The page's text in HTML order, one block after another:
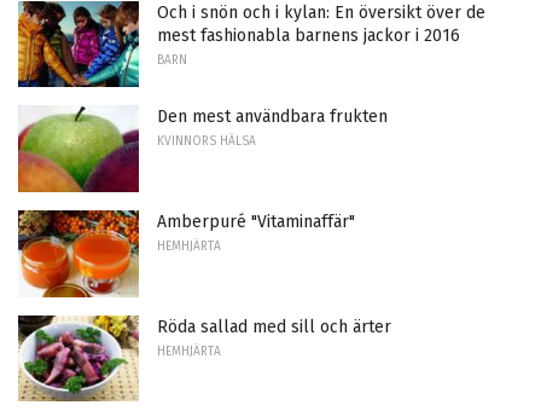
Och i snön och i kylan: En översikt över de
mest fashionabla barnens jackor i 2016
BARN
Den mest användbara frukten
KVINNORS HÄLSA
Amberpuré "Vitaminaffär"
HEMHJÄRTA
Röda sallad med sill och ärter
HEMHJÄRTA